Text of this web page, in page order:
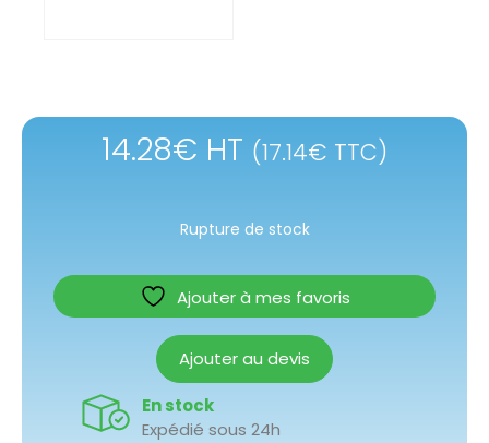
14.28€ HT (17.14€ TTC)
Rupture de stock
Ajouter à mes favoris
Ajouter au devis
En stock
Expédié sous 24h